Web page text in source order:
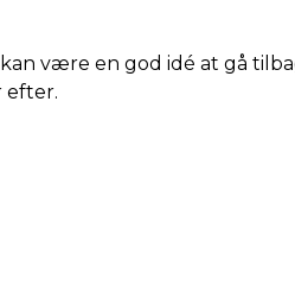
være en god idé at gå
efter.